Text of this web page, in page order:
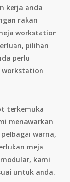
kerja anda
rakan
workstation
pilihan
perlu
workstation
terkemuka
menawarkan
warna,
meja
kami
untuk anda.